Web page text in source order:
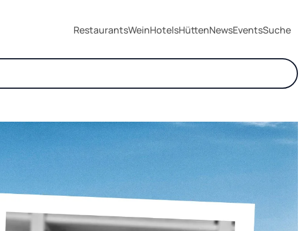
RestaurantsWeinHotelsHüttenNewsEventsSuche